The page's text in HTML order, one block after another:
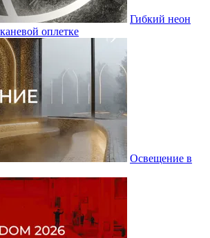
Гибкий неон
оплетке
Освещение в